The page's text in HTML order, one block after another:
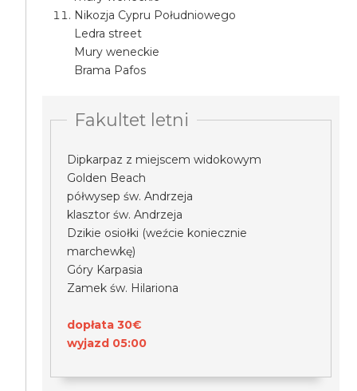
Nikozja Cypru Południowego
Ledra street
Mury weneckie
Brama Pafos
Fakultet letni
Dipkarpaz z miejscem widokowym
Golden Beach
półwysep św. Andrzeja
klasztor św. Andrzeja
Dzikie osiołki (weźcie koniecznie
marchewkę)
Góry Karpasia
Zamek św. Hilariona
dopłata 30€
wyjazd 05:00